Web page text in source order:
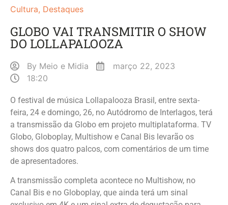
Cultura, Destaques
GLOBO VAI TRANSMITIR O SHOW
DO LOLLAPALOOZA
By Meio e Midia
março 22, 2023
18:20
O festival de música Lollapalooza Brasil, entre sexta-
feira, 24 e domingo, 26, no Autódromo de Interlagos, terá
a transmissão da Globo em projeto multiplataforma. TV
Globo, Globoplay, Multishow e Canal Bis levarão os
shows dos quatro palcos, com comentários de um time
de apresentadores.
A transmissão completa acontece no Multishow, no
Canal Bis e no Globoplay, que ainda terá um sinal